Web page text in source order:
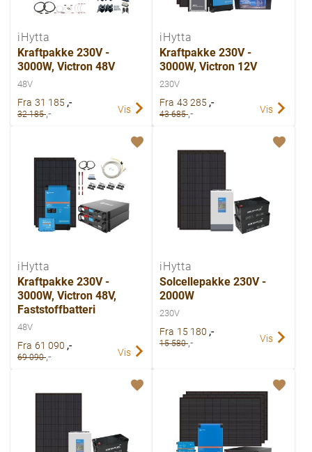
iHytta
Kraftpakke 230V -
3000W, Victron 48V
48V
Fra 31 185 ,-
32 185,- Vis
iHytta
Kraftpakke 230V -
3000W, Victron 12V
230V
Fra 43 285 ,-
43 685,- Vis
iHytta
Kraftpakke 230V -
3000W, Victron 48V,
Faststoffbatteri
48V
Fra 61 090 ,-
69 090,- Vis
iHytta
Solcellepakke 230V -
2000W
230V
Fra 15 180 ,-
15 580,- Vis